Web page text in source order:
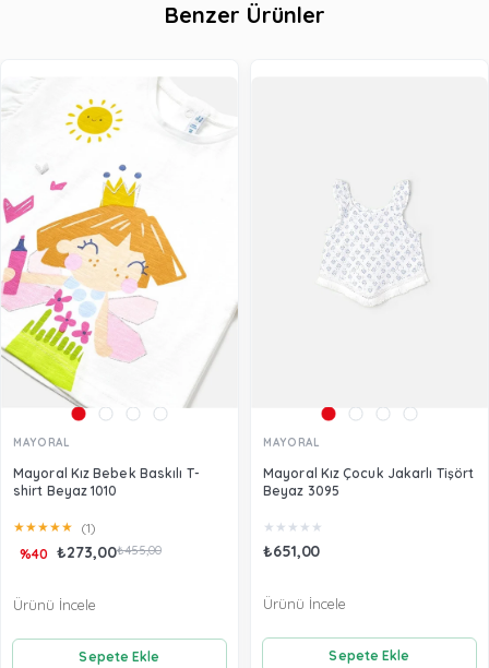
Benzer Ürünler
MAYORAL
Mayoral Kız Bebek Baskılı T-
shirt Beyaz 1010
★★★★★ (1)
₺273,00₺455,00
%40
Sepete Ekle
Ürünü İncele
MAYORAL
Mayoral Kız Çocuk Jakarlı Tişört
Beyaz 3095
★ ★ ★ ★ ★
₺651,00
Sepete Ekle
Ürünü İncele